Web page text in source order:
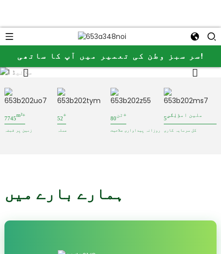
سر سبز وطن کی تعمیر میں آپ کا ساتھی!
7745
m²+
زمین پر قبضہ
52
+
عملہ
80
ٹن+
روزانہ پیداواری صلاحیت
5
ملین امریکی ڈالر
کل سرمایہ کاری
ہمارے بارے میں